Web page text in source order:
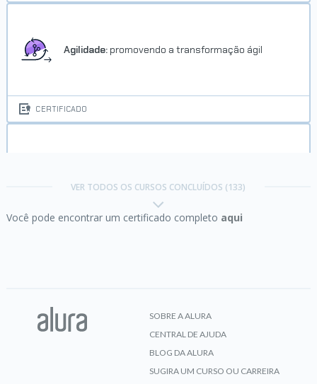
Concluído em 07/02/2022
Agilidade: promovendo a transformação ágil
CERTIFICADO
VER TODOS OS CURSOS CONCLUÍDOS (133)
Você pode encontrar um certificado completo aqui
SOBRE A ALURA
CENTRAL DE AJUDA
BLOG DA ALURA
SUGIRA UM CURSO OU CARREIRA